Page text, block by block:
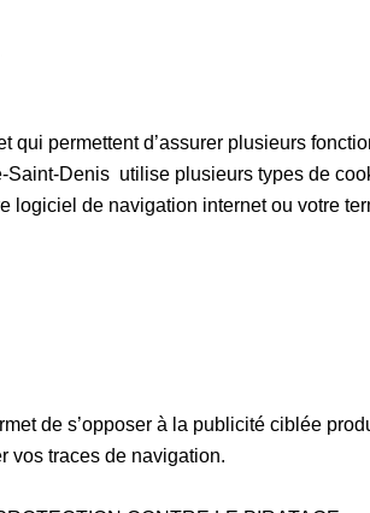
permettent d’assurer plusieurs
Denis utilise plusieurs types de
de navigation internet ou votre
de s’opposer à la publicité ciblée
vos traces de navigation.